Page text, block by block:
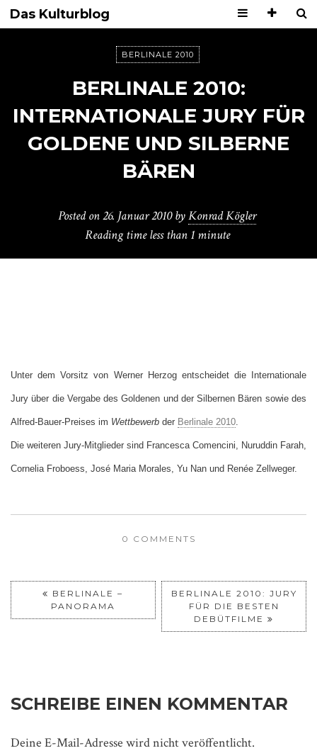
Das Kulturblog
BERLINALE 2010
BERLINALE 2010:
INTERNATIONALE JURY FÜR
GOLDENE UND SILBERNE
BÄREN
Posted on26. Januar 2010 byKonrad Kögler
Reading timeless than 1 minute
Unter dem Vorsitz von Werner Herzog entscheidet die Internationale
Jury über die Vergabe des Goldenen und der Silbernen Bären sowie des
Alfred-Bauer-Preises im Wettbewerb der Berlinale 2010.
Die weiteren Jury-Mitglieder sind Francesca Comencini, Nuruddin Farah,
Cornelia Froboess, José Maria Morales, Yu Nan und Renée Zellweger.
0 COMMENTS
BERLINALE –
PANORAMA
BERLINALE 2010: JURY
FÜR DIE BESTEN
DEBÜTFILME
SCHREIBE EINEN KOMMENTAR
Deine E-Mail-Adresse wird nicht veröffentlicht.